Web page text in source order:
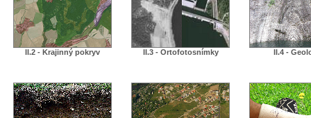
II.2 - Krajinný pokryv II.3 - Ortofotosnímky II.4 -